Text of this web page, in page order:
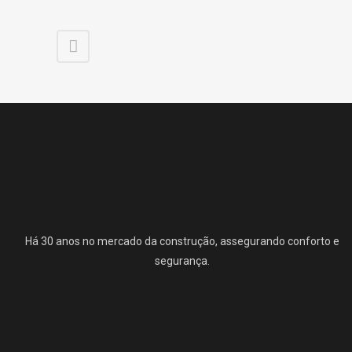
Há 30 anos no mercado da construção, assegurando conforto e
segurança.